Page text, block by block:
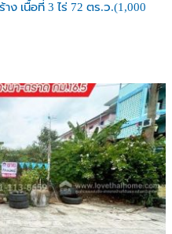
เนื้อที่ 3 ไร่ 72 ตร.ว.(1,000